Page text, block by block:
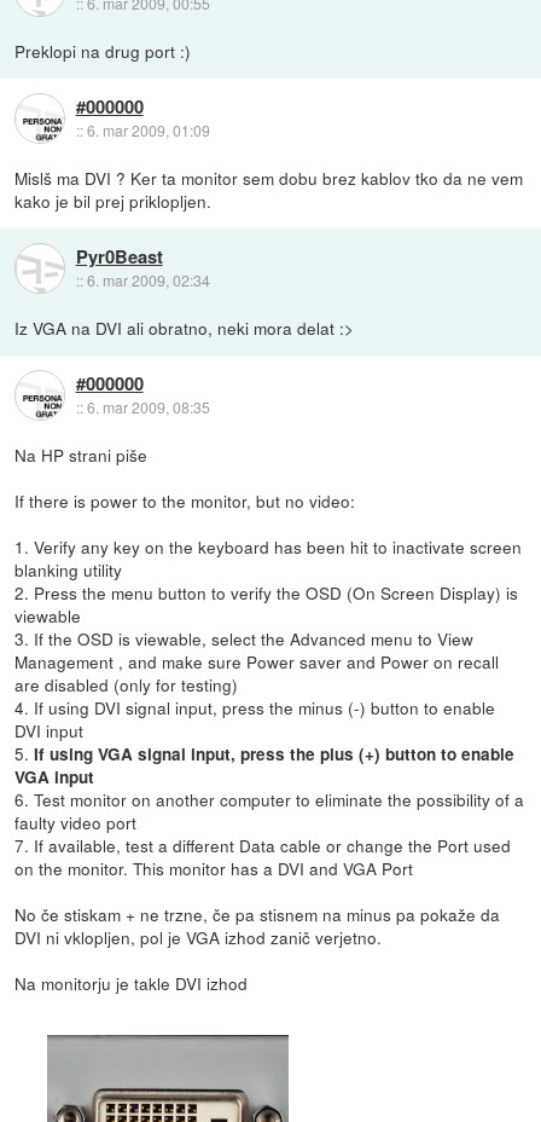
Preklopi na drug port :)
#000000
::6. mar 2009, 01:09
Mislš ma DVI ? Ker ta monitor sem dobu brez kablov tko da ne vem
kako je bil prej priklopljen.
Pyr0Beast
::6. mar 2009, 02:34
Iz VGA na DVI ali obratno, neki mora delat :>
#000000
::6. mar 2009, 08:35
Na HP strani piše
If there is power to the monitor, but no video:
1. Verify any key on the keyboard has been hit to inactivate screen
blanking utility
2. Press the menu button to verify the OSD (On Screen Display) is
viewable
3. If the OSD is viewable, select the Advanced menu to View
Management , and make sure Power saver and Power on recall
are disabled (only for testing)
4. If using DVI signal input, press the minus (-) button to enable
DVI input
5.If using VGA signal input, press the plus (+) button to enable
VGA input
6. Test monitor on another computer to eliminate the possibility of a
faulty video port
7. If available, test a different Data cable or change the Port used
on the monitor. This monitor has a DVI and VGA Port
No če stiskam + ne trzne, če pa stisnem na minus pa pokaže da
DVI ni vklopljen, pol je VGA izhod zanič verjetno.
Na monitorju je takle DVI izhod